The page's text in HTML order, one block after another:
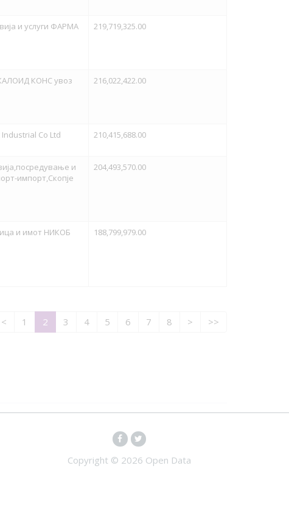
и услуги ФАРМА
219,719,325.00
КОНС увоз
216,022,422.00
Co Ltd 210,415,688.00
и
импорт,Скопје
204,493,570.00
и имот НИКОБ
188,799,979.00
< 1 2 3 4 5 6 7 8 > >>
Copyright © 2026 Open Data